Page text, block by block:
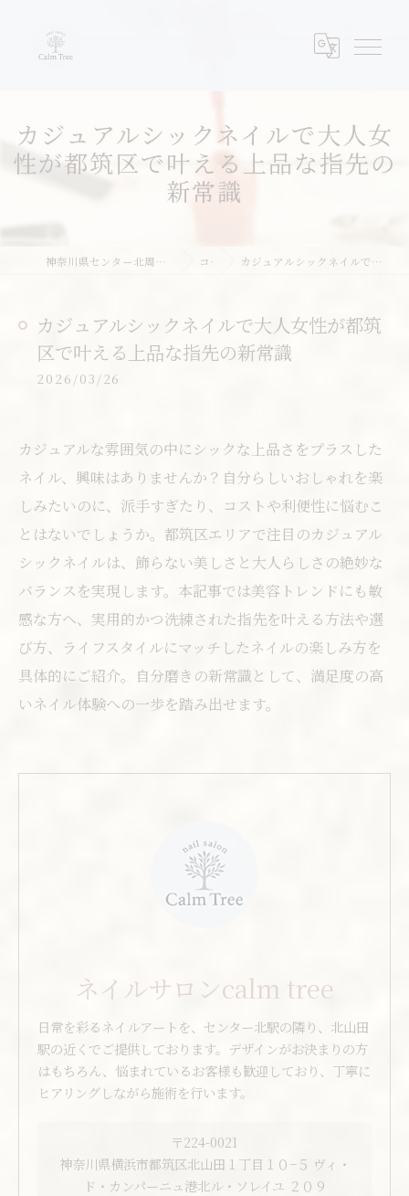
カジュアルシックネイルで大人女
性が都筑区で叶える上品な指先の
新常識
神奈川県センター北周辺のネイルならネイルサロンcalm tree コラム カジュアルシックネイルで大人女性が都筑区で叶える上品な指先の新常識
カジュアルシックネイルで大人女性が都筑
区で叶える上品な指先の新常識
2026/03/26
カジュアルな雰囲気の中にシックな上品さをプラスした
ネイル、興味はありませんか？自分らしいおしゃれを楽
しみたいのに、派手すぎたり、コストや利便性に悩むこ
とはないでしょうか。都筑区エリアで注目のカジュアル
シックネイルは、飾らない美しさと大人らしさの絶妙な
バランスを実現します。本記事では美容トレンドにも敏
感な方へ、実用的かつ洗練された指先を叶える方法や選
び方、ライフスタイルにマッチしたネイルの楽しみ方を
具体的にご紹介。自分磨きの新常識として、満足度の高
いネイル体験への一歩を踏み出せます。
ネイルサロンcalm tree
日常を彩るネイルアートを、センター北駅の隣り、北山田
駅の近くでご提供しております。デザインがお決まりの方
はもちろん、悩まれているお客様も歓迎しており、丁寧に
ヒアリングしながら施術を行います。
〒224-0021
神奈川県横浜市都筑区北山田１丁目１０−５ ヴィ・
ド・カンパーニュ港北ル・ソレイユ ２０９